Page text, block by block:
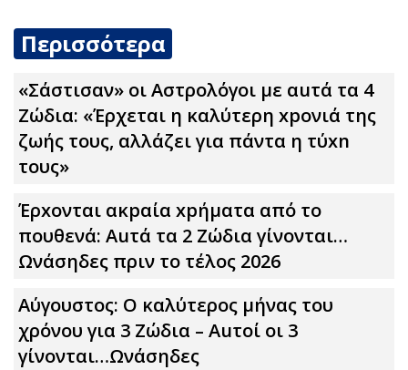
Περισσότερα
«Σάστισαν» οι Αστρολόγοι με αuτά τα 4
Zώδια: «Έρχεται η καλύτερη xpoνιά της
ζωής τους, αλλάζει για πάντα η τύxn
τους»
Έρxoνται ακpαία xpήματα από το
πουθενά: Αuτά τα 2 Zώδια γίνονται…
Ωνάσηδες πριν το τέλος 2026
Αύγουστος: Ο καλύτερος μήνας του
χρόνου για 3 Zώδια – Αuτοί οι 3
γίνονται…Ωνάσηδες